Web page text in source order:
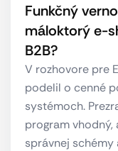
Funkčný
máloktorý e-
B2B?
V rozhovore pre
podelil o cenné
systémoch.
program
správnej